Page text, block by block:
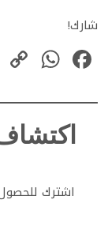
الأرض لأمثالك بعد.
إنّك "ربّما قتلتَ
اثنتا عشرة
راضٍ بالجريمة.…
شارك!
اشترك